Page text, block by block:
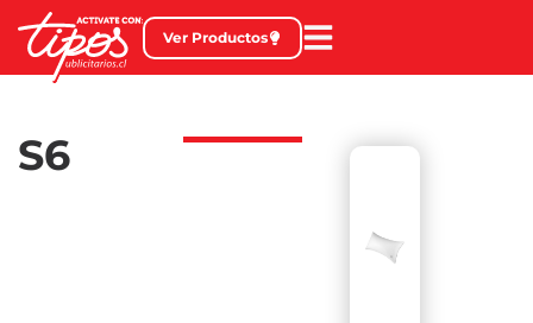
Ver Productos
S6